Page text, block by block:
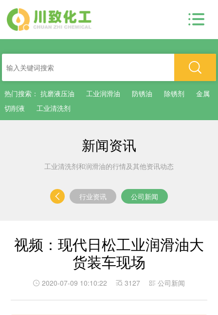
热门搜索： 抗磨液压油 工业润滑油 防锈油 除锈剂
金属
切削液
工业清洗剂
新闻资讯
工业清洗剂和润滑油的行情及其他资讯动态
行业资讯 公司新闻
视频：现代日松工业润滑油大
货装车现场
2020-07-09 10:10:22 3127 公司新闻